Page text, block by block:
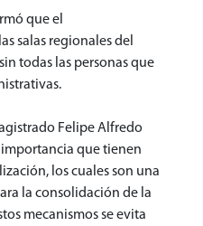
que el
salas regionales del
todas las personas que
Felipe Alfredo
importancia que tienen
los cuales son una
la consolidación de la
mecanismos se evita